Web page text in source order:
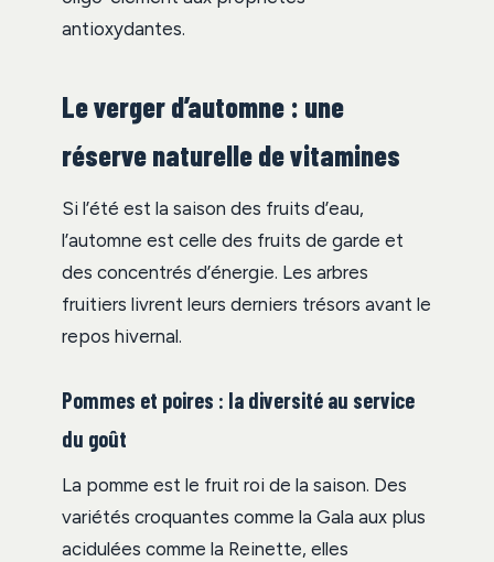
antioxydantes.
Le verger d’automne : une
réserve naturelle de vitamines
Si l’été est la saison des fruits d’eau,
l’automne est celle des fruits de garde et
des concentrés d’énergie. Les arbres
fruitiers livrent leurs derniers trésors avant le
repos hivernal.
Pommes et poires : la diversité au service
du goût
La pomme est le fruit roi de la saison. Des
variétés croquantes comme la Gala aux plus
acidulées comme la Reinette, elles